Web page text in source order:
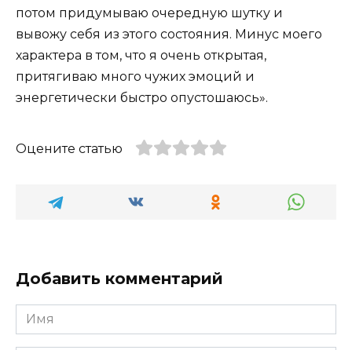
потом придумываю очередную шутку и
вывожу себя из этого состояния. Минус моего
характера в том, что я очень открытая,
притягиваю много чужих эмоций и
энергетически быстро опустошаюсь».
Оцените статью
Добавить комментарий
Имя
*